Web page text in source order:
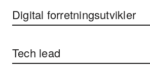
Digital forretningsutvikler
Tech lead